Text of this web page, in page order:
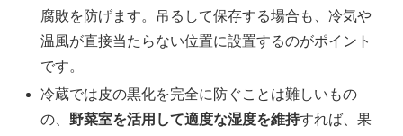
腐敗を防げます。吊るして保存する場合も、冷気や
温風が直接当たらない位置に設置するのがポイント
です。
冷蔵では皮の黒化を完全に防ぐことは難しいもの
の、 野菜室を活用して適度な湿度を維持すれば、果